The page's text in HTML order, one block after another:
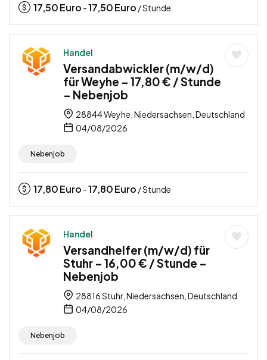
17,50Euro -17,50Euro / Stunde
Handel
Versandabwickler (m/w/d)
für Weyhe – 17,80 € / Stunde
– Nebenjob
28844 Weyhe, Niedersachsen, Deutschland
04/08/2026
Nebenjob
17,80Euro -17,80Euro / Stunde
Handel
Versandhelfer (m/w/d) für
Stuhr – 16,00 € / Stunde –
Nebenjob
28816 Stuhr, Niedersachsen, Deutschland
04/08/2026
Nebenjob